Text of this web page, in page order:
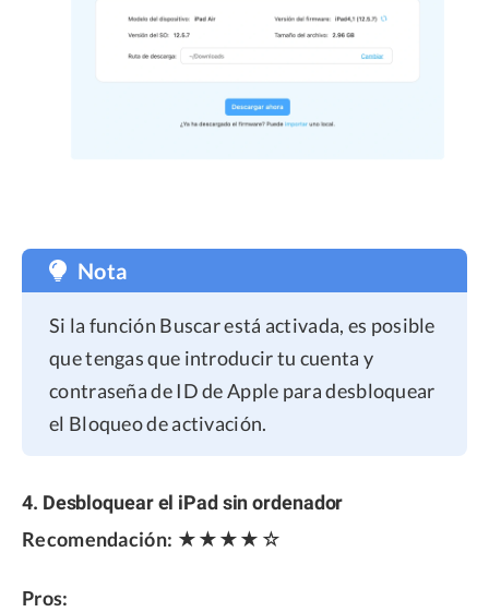
Nota
Si la función Buscar está activada, es posible
que tengas que introducir tu cuenta y
contraseña de ID de Apple para desbloquear
el Bloqueo de activación.
4. Desbloquear el iPad sin ordenador
Recomendación: ★★★★☆
Pros: